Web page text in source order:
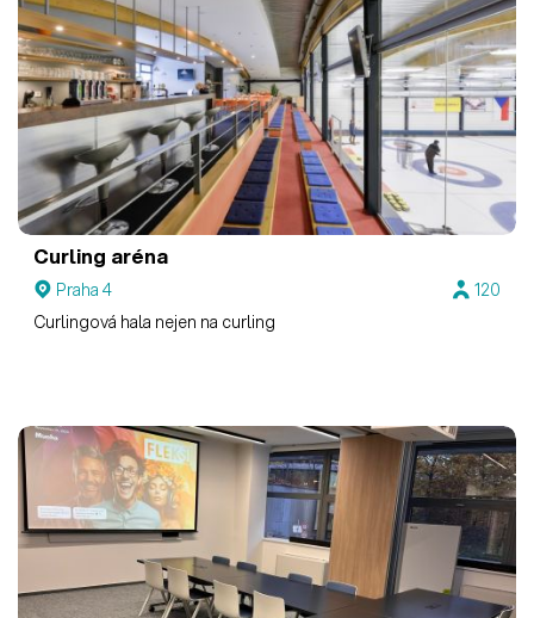
Curling aréna
Praha 4
120
Curlingová hala nejen na curling